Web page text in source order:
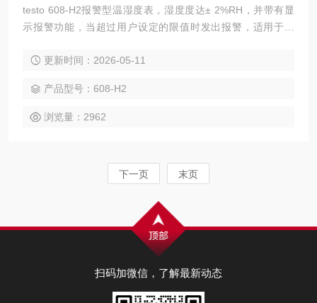
testo 608-H2报警型温湿度表，湿度度达± 2%RH，并带有显
示报警功能，当超过用户设定的限值时发出报警，适用于温
所有特点更新时间：2026-05-11
产品型号：608-H2
浏览量：2962
下一页 末页
扫码加微信，了解最新动态